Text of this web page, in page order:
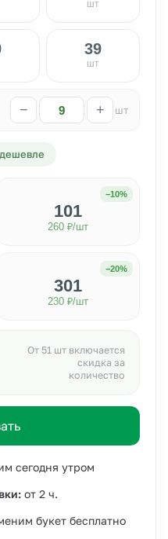
шт
39
шт
− + шт
−10%
101
260 ₽/шт
−20%
301
230 ₽/шт
От 51 шт включается
скидка за
количество
сегодня утром
от 2 ч.
букет бесплатно